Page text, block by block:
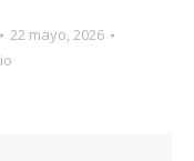
22 mayo, 2026